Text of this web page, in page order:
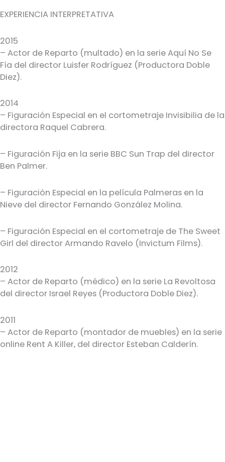
EXPERIENCIA INTERPRETATIVA
2015
– Actor de Reparto (multado) en la serie Aquí No Se
Fía del director Luisfer Rodríguez (Productora Doble
Diez).
2014
– Figuración Especial en el cortometraje Invisibilia de la
directora Raquel Cabrera.
– Figuración Fija en la serie BBC Sun Trap del director
Ben Palmer.
– Figuración Especial en la película Palmeras en la
Nieve del director Fernando González Molina.
– Figuración Especial en el cortometraje de The Sweet
Girl del director Armando Ravelo (Invictum Films).
2012
– Actor de Reparto (médico) en la serie La Revoltosa
del director Israel Reyes (Productora Doble Diez).
2011
– Actor de Reparto (montador de muebles) en la serie
online Rent A Killer, del director Esteban Calderín.